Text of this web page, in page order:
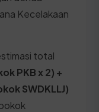
Kecelakaan
total
PKB x 2) +
SWDKLLJ)